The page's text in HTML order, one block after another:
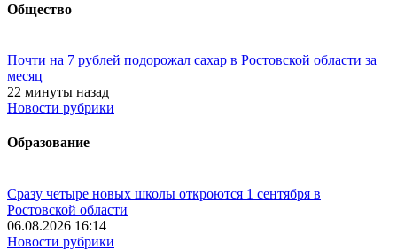
Общество
Почти на 7 рублей подорожал сахар в Ростовской области за
месяц
22 минуты назад
Новости рубрики
Образование
Сразу четыре новых школы откроются 1 сентября в
Ростовской области
06.08.2026 16:14
Новости рубрики